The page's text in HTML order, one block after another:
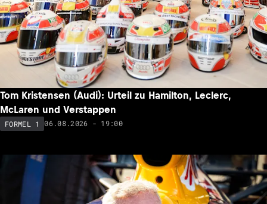
Tom Kristensen (Audi): Urteil zu Hamilton, Leclerc,
McLaren und Verstappen
FORMEL 1 06.08.2026 - 19:00